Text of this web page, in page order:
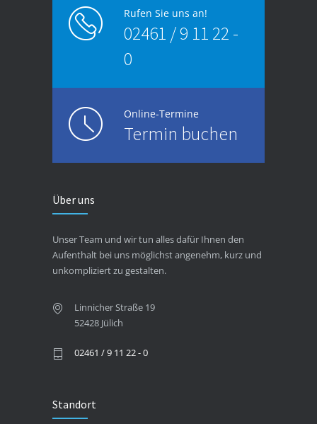
Rufen Sie uns an!
02461 / 9 11 22 -
0
Online-Termine
Termin buchen
Über uns
Unser Team und wir tun alles dafür Ihnen den
Aufenthalt bei uns möglichst angenehm, kurz und
unkompliziert zu gestalten.
Linnicher Straße 19
52428 Jülich
02461 / 9 11 22 - 0
Standort